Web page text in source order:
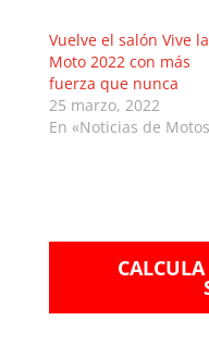
Vuelve el salón Vive la
Moto 2022 con más
fuerza que nunca
25 marzo, 2022
En «Noticias de